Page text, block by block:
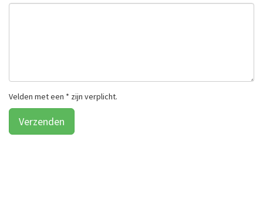
Velden met een * zijn verplicht.